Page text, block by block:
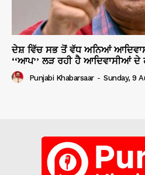
ਦੇਸ਼ ਵਿੱਚ ਸਭ ਤੋਂ ਵੱਧ ਅਨਿਆਂ
‘‘ਆਪ’’ ਲੜ ਰਹੀ ਹੈ ਆਦਿਵਾਸੀਆਂ ਦੇ
Punjabi Khabarsaar - Sunday, 9